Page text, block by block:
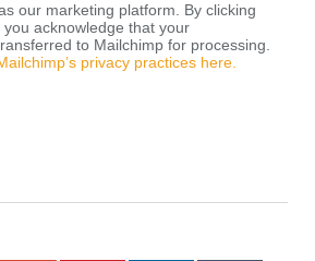
our marketing platform. By clicking
acknowledge that your
to Mailchimp for processing.
privacy practices here.